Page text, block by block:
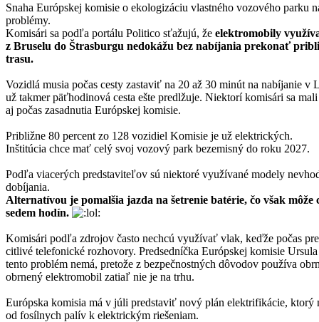
Snaha Európskej komisie o ekologizáciu vlastného vozového parku
problémy.
Komisári sa podľa portálu Politico sťažujú, že elektromobily
z Bruselu do Štrasburgu nedokážu bez nabíjania prekonať
trasu.
Vozidlá musia počas cesty zastaviť na 20 až 30 minút na nabíjanie v
už takmer päťhodinová cesta ešte predlžuje. Niektorí komisári sa
aj počas zasadnutia Európskej komisie.
Približne 80 percent zo 128 vozidiel Komisie je už elektrických.
Inštitúcia chce mať celý svoj vozový park bezemisný do roku 2027.
Podľa viacerých predstaviteľov sú niektoré využívané modely
dobíjania.
Alternatívou je pomalšia jazda na šetrenie batérie, čo však môže
sedem hodín.
Komisári podľa zdrojov často nechcú využívať vlak, keďže počas
citlivé telefonické rozhovory. Predsedníčka Európskej komisie
tento problém nemá, pretože z bezpečnostných dôvodov používa
obrnený elektromobil zatiaľ nie je na trhu.
Európska komisia má v júli predstaviť nový plán elektrifikácie, ktorý
od fosílnych palív k elektrickým riešeniam.